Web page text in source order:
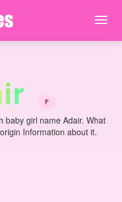
ir F
baby girl name Adair. What
Information about it.